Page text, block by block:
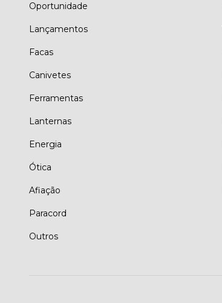
Oportunidade
Lançamentos
Facas
Canivetes
Ferramentas
Lanternas
Energia
Ótica
Afiação
Paracord
Outros